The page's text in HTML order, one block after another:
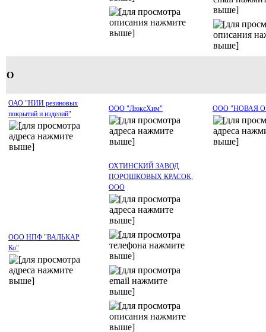
О
ОАО "НИИ резиновых
покрытий и изделий"
ООО "ЛюксХим" ООО "НОВАЯ
ООО НПФ "ВАЛЬКАР
Ко"
ОХТИНСКИЙ ЗАВОД
ПОРОШКОВЫХ КРАСОК,
ООО